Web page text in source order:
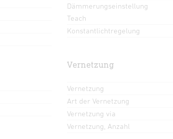
Dämmerungseinstellung
Teach
Konstantlichtregelung
Vernetzung
Vernetzung
Art der Vernetzung
Vernetzung via
Vernetzung, Anzahl